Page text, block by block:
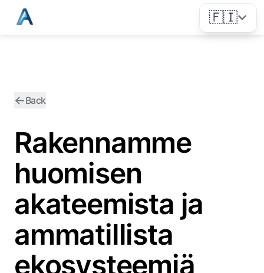
🇫🇮
←Back
Rakennamme
huomisen
akateemista ja
ammatillista
ekosysteemiä